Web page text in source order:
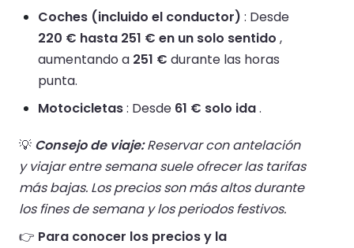
Coches (incluido el conductor) : Desde
220 € hasta 251 € en un solo sentido ,
aumentando a 251 € durante las horas
punta.
Motocicletas: Desde 61 € solo ida.
💡 Consejo de viaje:Reservar con antelación
y viajar entre semana suele ofrecer las tarifas
más bajas. Los precios son más altos durante
los fines de semana y los periodos festivos.
👉 Para conocer los precios y la